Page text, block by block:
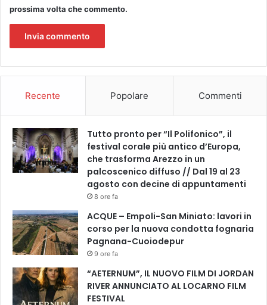
n
n
h
-
E
a
c
m
a
d
a
1
8
i
r
a
prossima volta che commento.
Recente Popolare Commenti
Tutto pronto per “Il Polifonico”, il
festival corale più antico d’Europa,
che trasforma Arezzo in un
palcoscenico diffuso // Dal 19 al 23
agosto con decine di appuntamenti
8 ore fa
ACQUE – Empoli-San Miniato: lavori in
corso per la nuova condotta fognaria
Pagnana-Cuoiodepur
9 ore fa
“AETERNUM”, IL NUOVO FILM DI JORDAN
RIVER ANNUNCIATO AL LOCARNO FILM
FESTIVAL